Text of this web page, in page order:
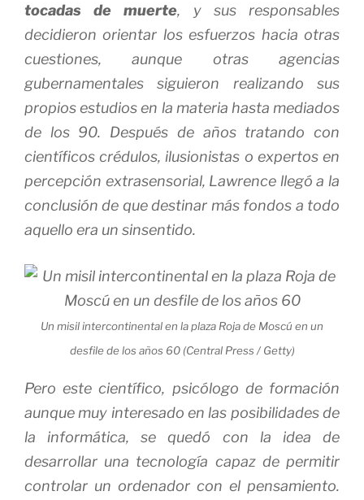
tocadas de muerte, y sus responsables
decidieron orientar los esfuerzos hacia otras
cuestiones, aunque otras agencias
gubernamentales siguieron realizando sus
propios estudios en la materia hasta mediados
de los 90. Después de años tratando con
científicos crédulos, ilusionistas o expertos en
percepción extrasensorial, Lawrence llegó a la
conclusión de que destinar más fondos a todo
aquello era un sinsentido.
Un misil intercontinental en la plaza Roja de Moscú en un
desfile de los años 60 (Central Press / Getty)
Pero este científico, psicólogo de formación
aunque muy interesado en las posibilidades de
la informática, se quedó con la idea de
desarrollar una tecnología capaz de permitir
controlar un ordenador con el pensamiento.